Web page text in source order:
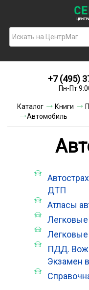
+7 (495)
Пн-Пт
Каталог Книги
Автомобиль
ДТП
Атласы
ПДД.
Экзамен